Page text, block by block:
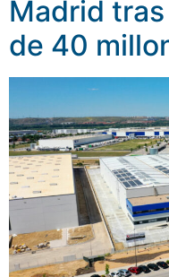
Madrid
de 40